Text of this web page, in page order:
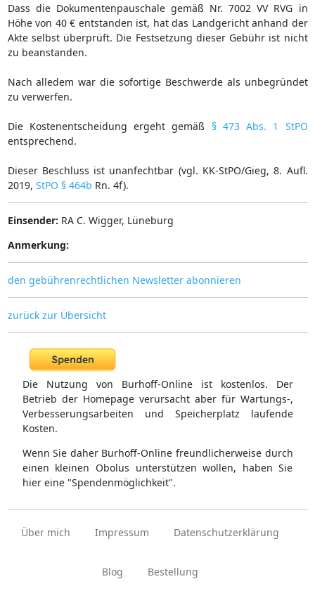
Dass die Dokumentenpauschale gemäß Nr. 7002 VV RVG in
Höhe von 40 € entstanden ist, hat das Landgericht anhand der
Akte selbst überprüft. Die Festsetzung dieser Gebühr ist nicht
zu beanstanden.
Nach alledem war die sofortige Beschwerde als unbegründet
zu verwerfen.
Die Kostenentscheidung ergeht gemäß § 473 Abs. 1 StPO
entsprechend.
Dieser Beschluss ist unanfechtbar (vgl. KK-StPO/Gieg, 8. Aufl.
2019, StPO § 464b Rn. 4f).
Einsender: RA C. Wigger, Lüneburg
Anmerkung:
den gebührenrechtlichen Newsletter abonnieren
zurück zur Übersicht
Die Nutzung von Burhoff-Online ist kostenlos. Der
Betrieb der Homepage verursacht aber für Wartungs-,
Verbesserungsarbeiten und Speicherplatz laufende
Kosten.
Wenn Sie daher Burhoff-Online freundlicherweise durch
einen kleinen Obolus unterstützen wollen, haben Sie
hier eine "Spendenmöglichkeit".
Über mich Impressum Datenschutzerklärung
Blog Bestellung